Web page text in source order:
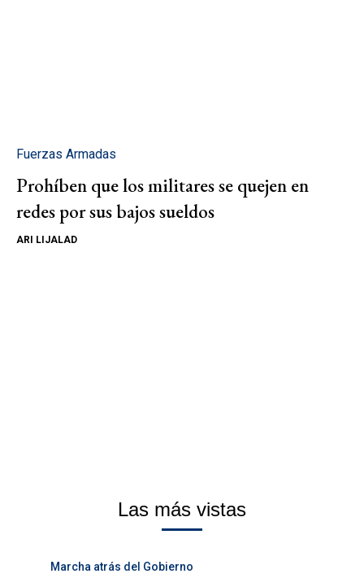
Fuerzas Armadas
Prohíben que los militares se quejen en
redes por sus bajos sueldos
ARI LIJALAD
Las más vistas
Marcha atrás del Gobierno